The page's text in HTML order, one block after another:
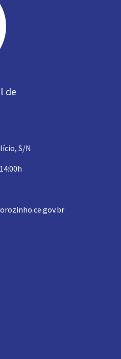
de
S/N